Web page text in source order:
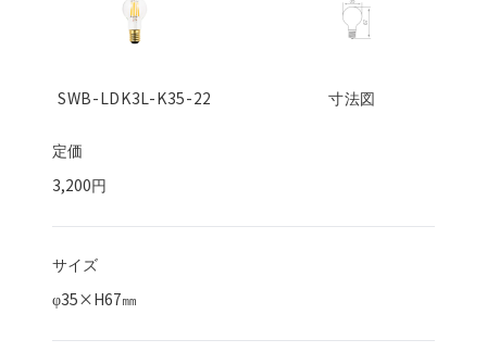
SWB-LDK3L-K35-22 寸法図
定価
3,200円
サイズ
φ35×H67㎜